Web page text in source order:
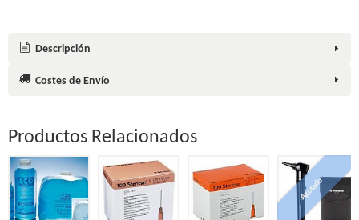
Descripción
Costes de Envío
Productos Relacionados
Agotado